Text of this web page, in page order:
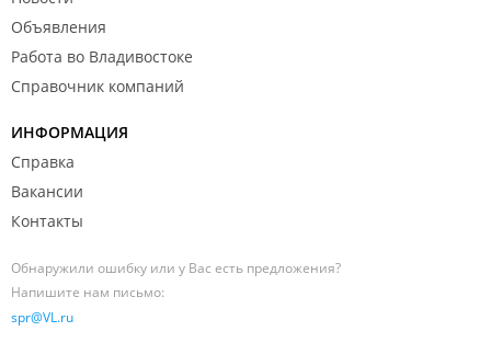
Объявления
Работа во Владивостоке
Справочник компаний
ИНФОРМАЦИЯ
Справка
Вакансии
Контакты
Обнаружили ошибку или у Вас есть предложения?
Напишите нам письмо:
spr@VL.ru